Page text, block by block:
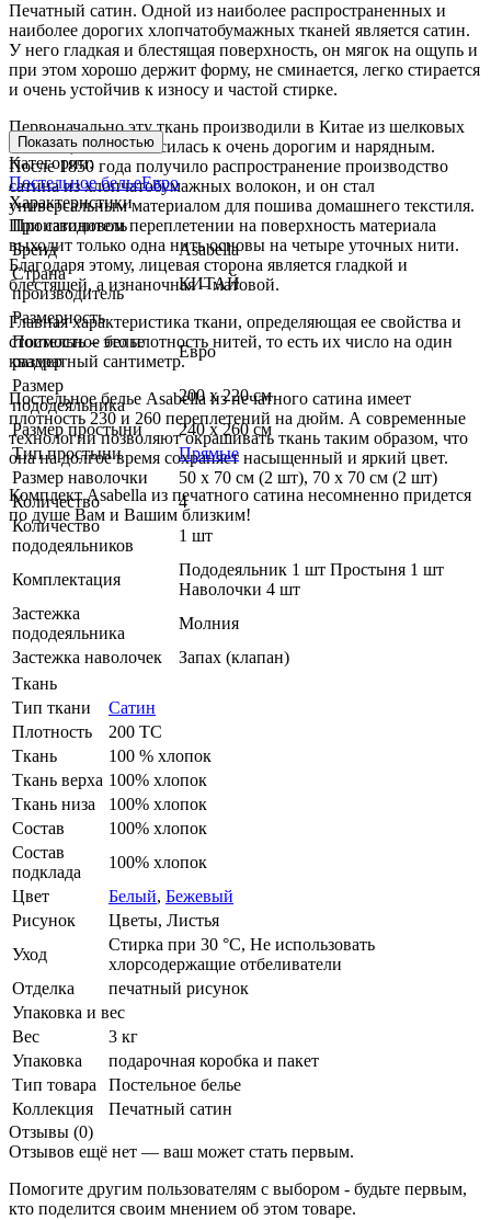
Печатный сатин. Одной из наиболее распространенных и
наиболее дорогих хлопчатобумажных тканей является сатин.
У него гладкая и блестящая поверхность, он мягок на ощупь и
при этом хорошо держит форму, не сминается, легко стирается
и очень устойчив к износу и частой стирке.
Первоначально эту ткань производили в Китае из шелковых
волокон, и она относилась к очень дорогим и нарядным.
После 1850 года получило распространение производство
сатина из хлопчатобумажных волокон, и он стал
универсальным материалом для пошива домашнего текстиля.
При сатиновом переплетении на поверхность материала
выходит только одна нить основы на четыре уточных нити.
Благодаря этому, лицевая сторона является гладкой и
блестящей, а изнаночная – матовой.
Главная характеристика ткани, определяющая ее свойства и
стоимость – это плотность нитей, то есть их число на один
квадратный сантиметр.
Постельное белье Asabella из печатного сатина имеет
плотность 230 и 260 переплетений на дюйм. А современные
технологии позволяют окрашивать ткань таким образом, что
она на долгое время сохраняет насыщенный и яркий цвет.
Комплект Asabella из печатного сатина несомненно придется
по душе Вам и Вашим близким!
Показать полностью
Категории:
Постельное бельеЕвро
Характеристики
Производитель
Бренд
Asabella
Страна
производитель
КИТАЙ
Размерность
Постельное белье
размер
Евро
Размер
пододеяльника
200 х 220 см
Размер простыни
240 х 260 см
Тип простыни
Прямые
Размер наволочки
50 х 70 см (2 шт), 70 х 70 см (2 шт)
Количество
4
Количество
пододеяльников
1 шт
Комплектация
Пододеяльник 1 шт Простыня 1 шт
Наволочки 4 шт
Застежка
пододеяльника
Молния
Застежка наволочек
Запах (клапан)
Ткань
Тип ткани
Сатин
Плотность
200 ТС
Ткань
100 % хлопок
Ткань верха 100% хлопок
Ткань низа
100% хлопок
Состав
100% хлопок
Состав
подклада
100% хлопок
Цвет
Белый, Бежевый
Рисунок
Цветы, Листья
Уход
Стирка при 30 °С, Не использовать
хлорсодержащие отбеливатели
Отделка
печатный рисунок
Упаковка и вес
Вес
3 кг
Упаковка
подарочная коробка и пакет
Тип товара
Постельное белье
Коллекция
Печатный сатин
Отзывы (0)
Отзывов ещё нет — ваш может стать первым.
Помогите другим пользователям с выбором - будьте первым,
кто поделится своим мнением об этом товаре.